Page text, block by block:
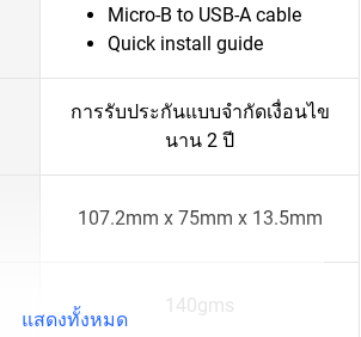
Micro-B to USB-A cable
Quick install guide
การรับประกันแบบจำกัดเงื่อนไข
นาน 2 ปี
107.2mm x 75mm x 13.5mm
140gms
แสดงทั้งหมด